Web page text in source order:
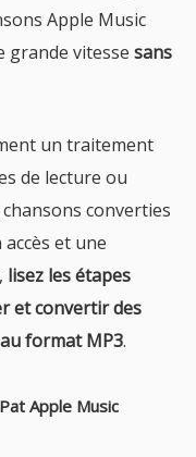
Apple Music
grande vitesse sans
un traitement
de lecture ou
converties
et une
lisez les étapes
et convertir des
format MP3.
Apple Music